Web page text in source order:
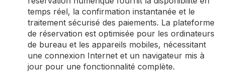
temps réel, la confirmation instantanée et le
traitement sécurisé des paiements. La plateforme
de réservation est optimisée pour les ordinateurs
de bureau et les appareils mobiles, nécessitant
une connexion Internet et un navigateur mis à
jour pour une fonctionnalité complète.